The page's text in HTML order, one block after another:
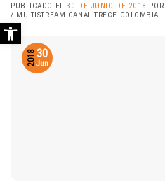
PUBLICADO EL 30 DE JUNIO DE 2018 POR
/ MULTISTREAM CANAL TRECE COLOMBIA
30
Jun
2018
Abrir barra de herramientas